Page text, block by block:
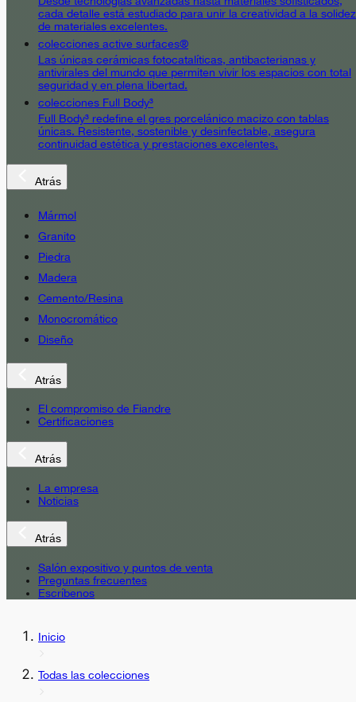
cada detalle está estudiado para unir la creatividad a la solidez
de materiales excelentes.
colecciones active surfaces®
Las únicas cerámicas fotocatalíticas, antibacterianas y
antivirales del mundo que permiten vivir los espacios con total
seguridad y en plena libertad.
colecciones Full Body³
Full Body³ redefine el gres porcelánico macizo con tablas
únicas. Resistente, sostenible y desinfectable, asegura
continuidad estética y prestaciones excelentes.
Atrás
Mármol
Granito
Piedra
Madera
Cemento/Resina
Monocromático
Diseño
Atrás
El compromiso de Fiandre
Certificaciones
Atrás
La empresa
Noticias
Atrás
Salón expositivo y puntos de venta
Preguntas frecuentes
Escríbenos
Inicio
Todas las colecciones